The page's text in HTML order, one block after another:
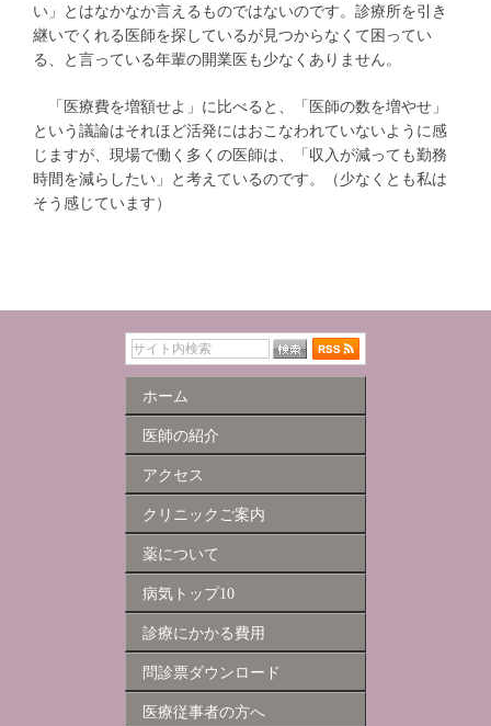
い」とはなかなか言えるものではないのです。診療所を引き
継いでくれる医師を探しているが見つからなくて困ってい
る、と言っている年輩の開業医も少なくありません。
「医療費を増額せよ」に比べると、「医師の数を増やせ」
という議論はそれほど活発にはおこなわれていないように感
じますが、現場で働く多くの医師は、「収入が減っても勤務
時間を減らしたい」と考えているのです。（少なくとも私は
そう感じています）
ホーム
医師の紹介
アクセス
クリニックご案内
薬について
病気トップ10
診療にかかる費用
問診票ダウンロード
医療従事者の方へ